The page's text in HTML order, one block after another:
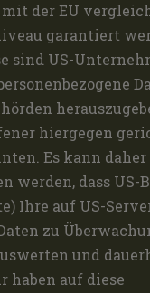
der EU
garantiert
sind US-
hiergegen
Es kann
werden, dass US-
Ihre auf US-
zu
und
haben auf diese